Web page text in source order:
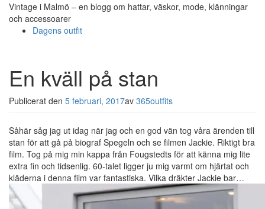
Vintage i Malmö – en blogg om hattar, väskor, mode, klänningar
och accessoarer
Dagens outfit
En kväll på stan
Publicerat den 5 februari, 2017av 365outfits
Såhär såg jag ut idag när jag och en god vän tog våra ärenden till
stan för att gå på biograf Spegeln och se filmen Jackie. Riktigt bra
film. Tog på mig min kappa från Fougstedts för att känna mig lite
extra fin och tidsenlig. 60-talet ligger ju mig varmt om hjärtat och
kläderna i denna film var fantastiska. Vilka dräkter Jackie bar…